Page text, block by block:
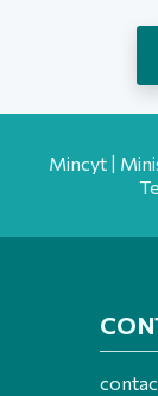
Mincyt |